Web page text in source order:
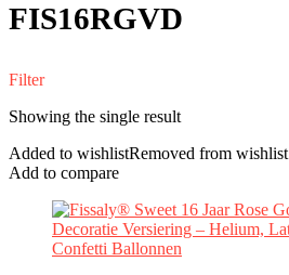
‎FIS16RGVD
Filter
Showing the single result
Added to wishlistRemoved from wishlist
Add to compare